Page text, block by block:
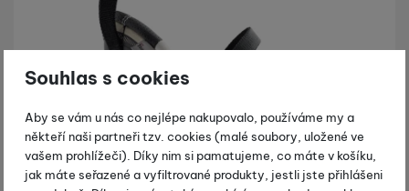
Souhlas s cookies
Aby se vám u nás co nejlépe nakupovalo, používáme my a
někteří naši partneři tzv. cookies (malé soubory, uložené ve
vašem prohlížeči). Díky nim si pamatujeme, co máte v košíku,
jak máte seřazené a vyfiltrované produkty, jestli jste přihlášeni